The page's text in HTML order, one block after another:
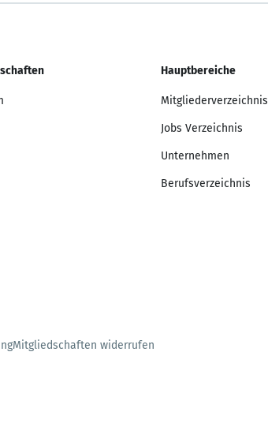
Hauptbereiche
Mitgliederverzeichnis
Jobs Verzeichnis
Unternehmen
Berufsverzeichnis
Mitgliedschaften widerrufen